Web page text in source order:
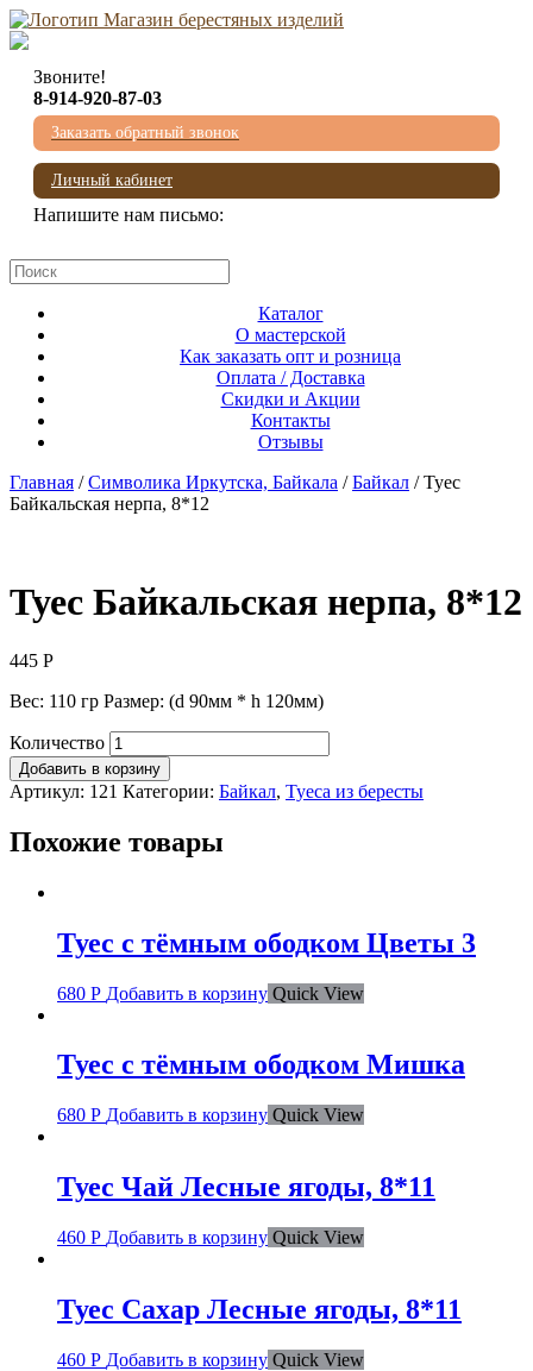
Звоните!
8-914-920-87-03
Заказать обратный звонок
Личный кабинет
Напишите нам письмо:
Каталог
О мастерской
Как заказать опт и розница
Оплата / Доставка
Скидки и Акции
Контакты
Отзывы
Главная /Символика Иркутска, Байкала /Байкал / Туес
Байкальская нерпа, 8*12
Туес Байкальская нерпа, 8*12
445 Р
Вес: 110 гр Размер: (d 90мм * h 120мм)
Количество
Добавить в корзину
Артикул: 121 Категории: Байкал, Туеса из бересты
Похожие товары
Туес с тёмным ободком Цветы 3
680 Р Добавить в корзину Quick View
Туес с тёмным ободком Мишка
680 Р Добавить в корзину Quick View
Туес Чай Лесные ягоды, 8*11
460 Р Добавить в корзину Quick View
Туес Сахар Лесные ягоды, 8*11
460 Р Добавить в корзину Quick View